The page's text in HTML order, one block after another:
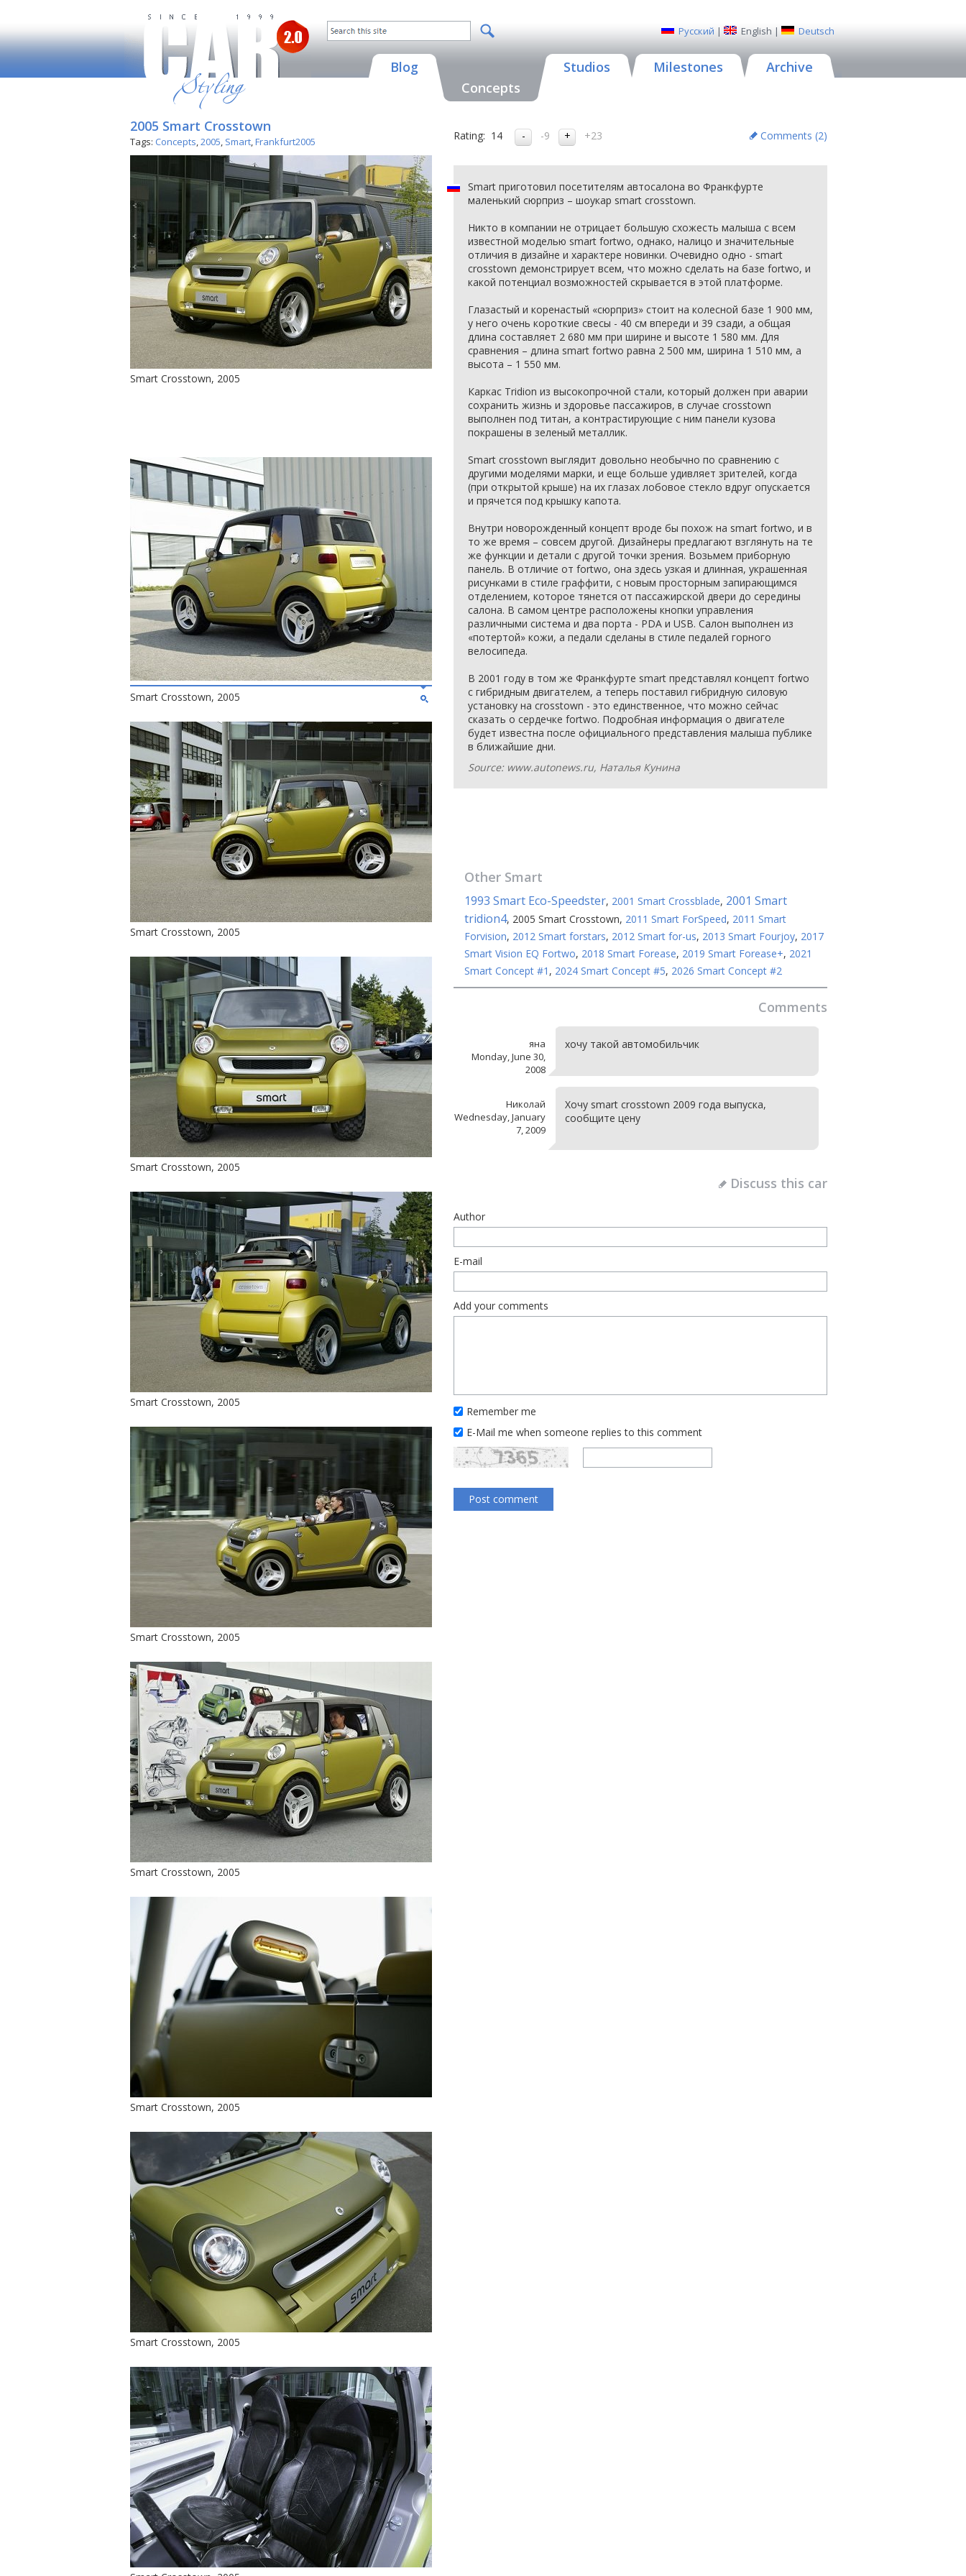
Русский | English | Deutsch
Blog
Concepts
Studios Milestones Archive
2005 Smart Crosstown
Tags: Concepts,2005, Smart,Frankfurt2005
Smart Crosstown, 2005
Smart Crosstown, 2005
Smart Crosstown, 2005
Smart Crosstown, 2005
Smart Crosstown, 2005
Smart Crosstown, 2005
Smart Crosstown, 2005
Smart Crosstown, 2005
Smart Crosstown, 2005
Rating: 14 -9 +23 Comments (2)
Smart приготовил посетителям автосалона во Франкфурте
маленький сюрприз – шоукар smart crosstown.
Никто в компании не отрицает большую схожесть малыша с всем
известной моделью smart fortwo, однако, налицо и значительные
отличия в дизайне и характере новинки. Очевидно одно - smart
crosstown демонстрирует всем, что можно сделать на базе fortwo, и
какой потенциал возможностей скрывается в этой платформе.
Глазастый и коренастый «сюрприз» стоит на колесной базе 1 900 мм,
у него очень короткие свесы - 40 см впереди и 39 сзади, а общая
длина составляет 2 680 мм при ширине и высоте 1 580 мм. Для
сравнения – длина smart fortwo равна 2 500 мм, ширина 1 510 мм, а
высота – 1 550 мм.
Каркас Tridion из высокопрочной стали, который должен при аварии
сохранить жизнь и здоровье пассажиров, в случае crosstown
выполнен под титан, а контрастирующие с ним панели кузова
покрашены в зеленый металлик.
Smart crosstown выглядит довольно необычно по сравнению с
другими моделями марки, и еще больше удивляет зрителей, когда
(при открытой крыше) на их глазах лобовое стекло вдруг опускается
и прячется под крышку капота.
Внутри новорожденный концепт вроде бы похож на smart fortwo, и в
то же время – совсем другой. Дизайнеры предлагают взглянуть на те
же функции и детали с другой точки зрения. Возьмем приборную
панель. В отличие от fortwo, она здесь узкая и длинная, украшенная
рисунками в стиле граффити, с новым просторным запирающимся
отделением, которое тянется от пассажирской двери до середины
салона. В самом центре расположены кнопки управления
различными система и два порта - PDA и USB. Салон выполнен из
«потертой» кожи, а педали сделаны в стиле педалей горного
велосипеда.
В 2001 году в том же Франкфурте smart представлял концепт fortwo
с гибридным двигателем, а теперь поставил гибридную силовую
установку на crosstown - это единственное, что можно сейчас
сказать о сердечке fortwo. Подробная информация о двигателе
будет известна после официального представления малыша публике
в ближайшие дни.
Source: www.autonews.ru, Наталья Кунина
Other Smart
1993 Smart Eco-Speedster, 2001 Smart Crossblade, 2001 Smart
tridion4, 2005 Smart Crosstown, 2011 Smart ForSpeed, 2011 Smart
Forvision, 2012 Smart forstars, 2012 Smart for-us, 2013 Smart Fourjoy, 2017
Smart Vision EQ Fortwo, 2018 Smart Forease, 2019 Smart Forease+, 2021
Smart Concept #1 , 2024 Smart Concept #5, 2026 Smart Concept #2
Comments
яна
Monday, June 30,
2008
хочу такой автомобильчик
Николай
Wednesday, January
7, 2009
Хочу smart crosstown 2009 года выпуска,
сообщите цену
Discuss this car
Author
E-mail
Add your comments
Remember me
E-Mail me when someone replies to this comment